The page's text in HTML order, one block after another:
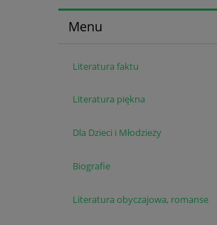
Menu
Literatura faktu
Literatura piękna
Dla Dzieci i Młodzieży
Biografie
Literatura obyczajowa, romanse